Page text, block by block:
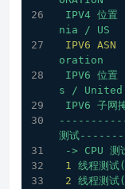
IPV4 位置
nia
/
US
IPV6
oration
IPV6 位置
s
/ United
IPV6 子网
测试
->
CPU 测
1 线程测
2 线程测